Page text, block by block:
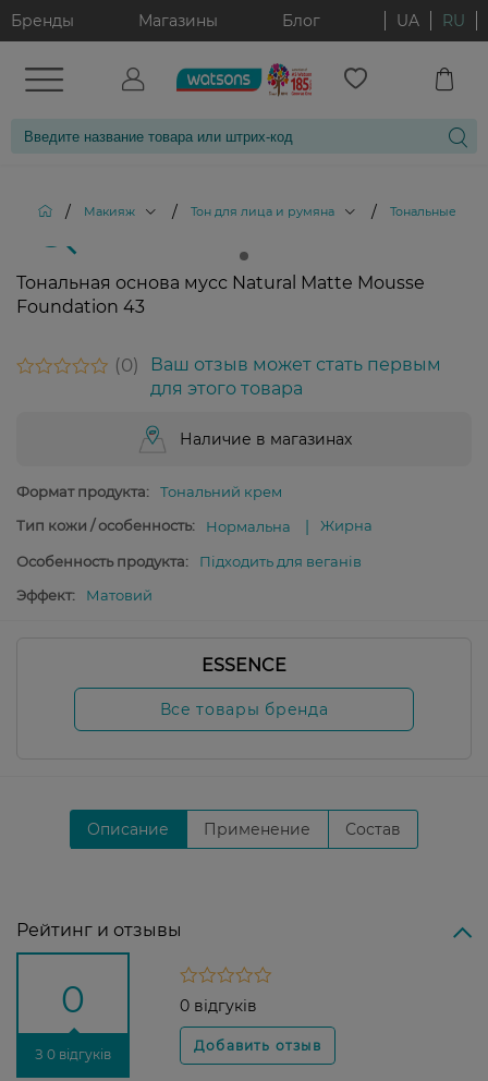
Бренды Магазины Блог UA RU
/ Макияж / Тон для лица и румяна / Тональные
Тональная основа мусс Natural Matte Mousse
Foundation 43
0
Ваш отзыв может стать первым
для этого товара
Наличие в магазинах
Формат продукта:
Тональний крем
Тип кожи / особенность:
Нормальна Жирна
Особенность продукта:
Підходить для веганів
Эффект:
Матовий
ESSENCE
Все товары бренда
Описание Применение Состав
Рейтинг и отзывы
0
З 0 відгуків
0 відгуків